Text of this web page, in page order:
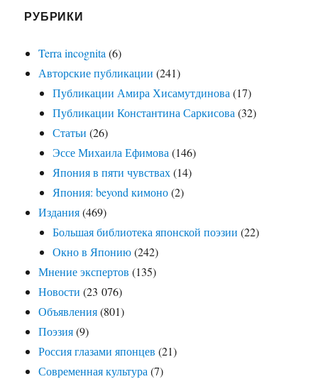
РУБРИКИ
Terra incognita (6)
Авторские публикации (241)
Публикации Амира Хисамутдинова (17)
Публикации Константина Саркисова (32)
Статьи (26)
Эссе Михаила Ефимова (146)
Япония в пяти чувствах(14)
Япония: beyond кимоно(2)
Издания(469)
Большая библиотека японской поэзии (22)
Окно в Японию(242)
Мнение экспертов (135)
Новости (23 076)
Объявления(801)
Поэзия(9)
Россия глазами японцев (21)
Современная культура (7)